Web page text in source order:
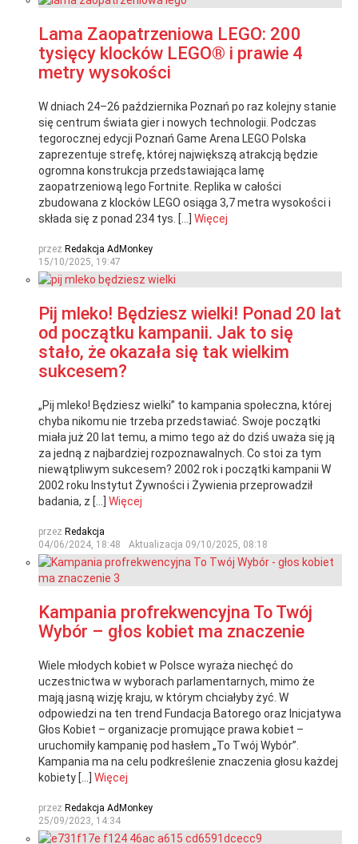
Lama Zaopatrzeniowa LEGO: 200
tysięcy klocków LEGO® i prawie 4
metry wysokości
W dniach 24–26 października Poznań po raz kolejny stanie
się centrum świata gier i nowych technologii. Podczas
tegorocznej edycji Poznań Game Arena LEGO Polska
zaprezentuje strefę, której największą atrakcją będzie
ogromna konstrukcja przedstawiająca lamę
zaopatrzeniową lego Fortnite. Replika w całości
zbudowana z klocków LEGO osiąga 3,7 metra wysokości i
składa się z ponad 234 tys. […] Więcej
przez Redakcja AdMonkey
15/10/2025, 19:47
Pij mleko! Będziesz wielki! Ponad 20 lat
od początku kampanii. Jak to się
stało, że okazała się tak wielkim
sukcesem?
„Pij mleko! Będziesz wielki” to kampania społeczna, której
chyba nikomu nie trzeba przedstawiać. Swoje początki
miała już 20 lat temu, a mimo tego aż do dziś uważa się ją
za jedną z najbardziej rozpoznawalnych. Co stoi za tym
niewątpliwym sukcesem? 2002 rok i początki kampanii W
2002 roku Instytut Żywności i Żywienia przeprowadził
badania, z […] Więcej
przez Redakcja
04/06/2024, 18:48
Aktualizacja 09/10/2025, 08:18
Kampania profrekwencyjna To Twój
Wybór – głos kobiet ma znaczenie
Wiele młodych kobiet w Polsce wyraża niechęć do
uczestnictwa w wyborach parlamentarnych, mimo że
mają jasną wizję kraju, w którym chciałyby żyć. W
odpowiedzi na ten trend Fundacja Batorego oraz Inicjatywa
Głos Kobiet – organizacje promujące prawa kobiet –
uruchomiły kampanię pod hasłem „To Twój Wybór”.
Kampania ma na celu podkreślenie znaczenia głosu każdej
kobiety […] Więcej
przez Redakcja AdMonkey
25/09/2023, 14:34